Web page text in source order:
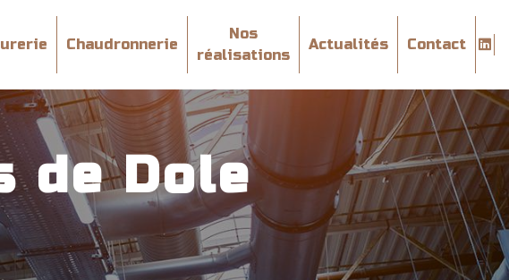
Chaudronnerie
Nos
réalisations
Actualités Contact
de Dole